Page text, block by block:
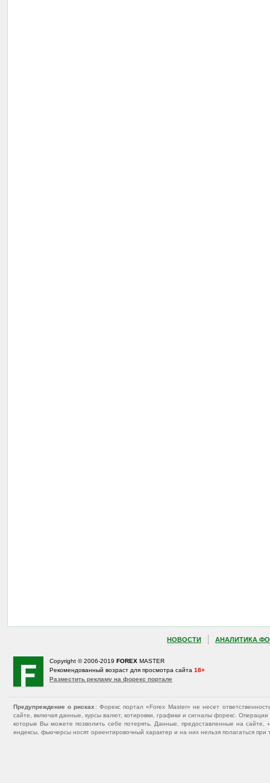
НОВОСТИ АНАЛИТИКА
Copyright © 2006-2019 FOREX MASTER
Рекомендованный возраст для просмотра сайта 18+
Разместить рекламу на форекс портале
Предупреждение о рисках : Форекс портал «Forex Master» не несет
сайте, включая данные, курсы валют, котировки, графики и сигналы форекс.
которые Вы можете позволить себе потерять. Данные, предоставленные на
индексы, фьючерсы носят ориентировочный характер и на них нельзя полагаться при